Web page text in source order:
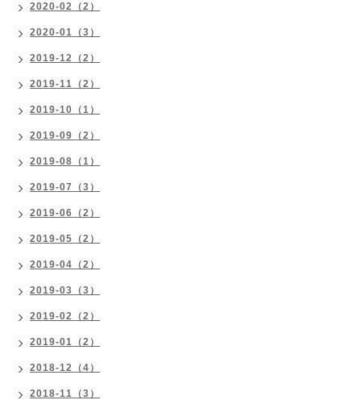
2020-02（2）
2020-01（3）
2019-12（2）
2019-11（2）
2019-10（1）
2019-09（2）
2019-08（1）
2019-07（3）
2019-06（2）
2019-05（2）
2019-04（2）
2019-03（3）
2019-02（2）
2019-01（2）
2018-12（4）
2018-11（3）